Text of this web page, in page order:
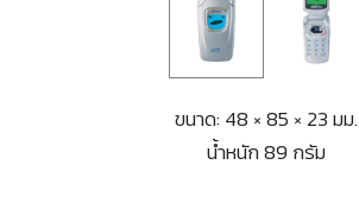
ขนาด: 48 × 85 × 23 มม.
น้ำหนัก 89 กรัม